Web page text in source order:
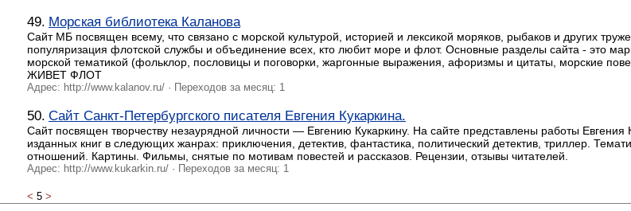
49. Морская библиотека Каланова
Сайт МБ посвящен всему, что связано с морской культурой, историей и лексикой моряков, рыбаков и других
популяризация флотской службы и объединение всех, кто любит море и флот. Основные разделы сайта - это
морской тематикой (фольклор, пословицы и поговорки, жаргонные выражения, афоризмы и цитаты, морские
ЖИВЕТ ФЛОТ
Адрес: http://www.kalanov.ru/ · Переходов за месяц: 1
50. Сайт Санкт-Петербургского писателя Евгения Кукаркина.
Сайт посвящен творчеству незаурядной личности — Евгению Кукаркину. На сайте представлены работы
изданных книг в следующих жанрах: приключения, детектив, фантастика, политический детектив, триллер.
отношений. Картины. Фильмы, снятые по мотивам повестей и рассказов. Рецензии, отзывы читателей.
Адрес: http://www.kukarkin.ru/ · Переходов за месяц: 1
< 5 >